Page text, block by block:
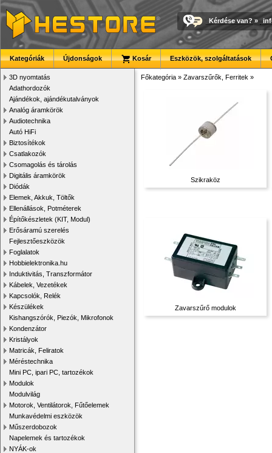
Kérdése van? »
Kategóriák Újdonságok Kosár Eszközök, szolgáltatások
3D nyomtatás
Adathordozók
Ajándékok, ajándékutalványok
Analóg áramkörök
Audiotechnika
Autó HiFi
Biztosítékok
Csatlakozók
Csomagolás és tárolás
Digitális áramkörök
Diódák
Elemek, Akkuk, Töltők
Ellenállások, Potméterek
Építőkészletek (KIT, Modul)
Erősáramú szerelés
Fejlesztőeszközök
Foglalatok
Hobbielektronika.hu
Induktivitás, Transzformátor
Kábelek, Vezetékek
Kapcsolók, Relék
Készülékek
Kishangszórók, Piezók, Mikrofonok
Kondenzátor
Kristályok
Matricák, Feliratok
Méréstechnika
Mini PC, ipari PC, tartozékok
Modulok
Modulvilág
Motorok, Ventilátorok, Fűtőelemek
Munkavédelmi eszközök
Műszerdobozok
Napelemek és tartozékok
NYÁK-ok
Főkategória » Zavarszűrők, Ferritek »
Szikraköz
Zavarszűrő modulok